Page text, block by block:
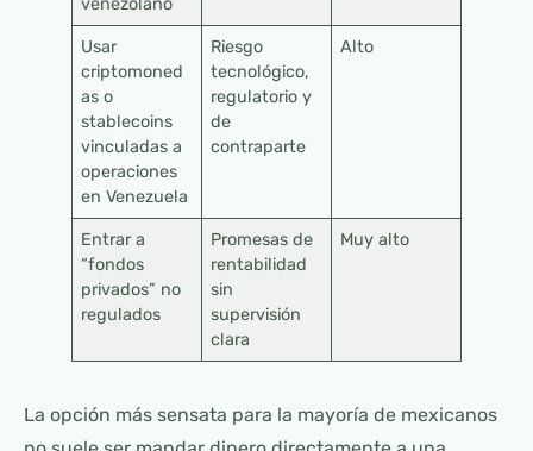
venezolano
Usar
criptomoned
as o
stablecoins
vinculadas a
operaciones
en Venezuela
Riesgo
tecnológico,
regulatorio y
de
contraparte
Alto
Entrar a
“fondos
privados” no
regulados
Promesas de
rentabilidad
sin
supervisión
clara
Muy alto
La opción más sensata para la mayoría de mexicanos